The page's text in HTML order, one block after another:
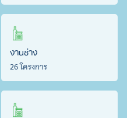
งานช่าง
26 โครงการ